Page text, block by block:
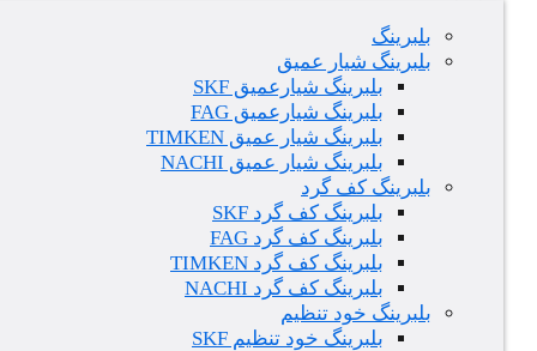
بلبرینگ
بلبرینگ شیار عمیق
بلبرینگ شیارعمیق SKF
بلبرینگ شیارعمیق FAG
بلبرینگ شیار عمیق TIMKEN
بلبرینگ شیار عمیق NACHI
بلبرینگ کف گرد
بلبرینگ کف گرد SKF
بلبرینگ کف گرد FAG
بلبرینگ کف گرد TIMKEN
بلبرینگ کف گرد NACHI
بلبرینگ خود تنظیم
بلبرینگ خود تنظیم SKF